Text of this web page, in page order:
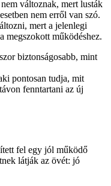
változnak, mert lusták
nem erről van szó.
mert a jelenlegi
megszokott működéshez.
biztonságosabb, mint
pontosan tudja, mit
fenntartani az új
fel egy jól működő
látják az övét: jó